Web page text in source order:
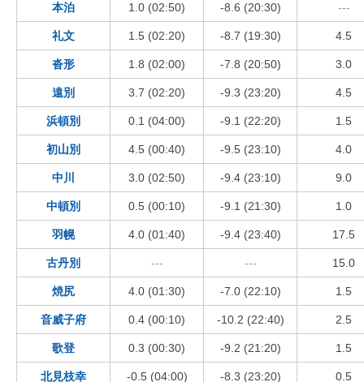
本泊 1.0 (02:50) -8.6 (20:30) ---
礼文 1.5 (02:20) -8.7 (19:30) 4.5
沓形 1.8 (02:00) -7.8 (20:50) 3.0
遠別 3.7 (02:20) -9.3 (23:20) 4.5
浜頓別 0.1 (04:00) -9.1 (22:20) 1.5
初山別 4.5 (00:40) -9.5 (23:10) 4.0
中川 3.0 (02:50) -9.4 (23:10) 9.0
中頓別 0.5 (00:10) -9.1 (21:30) 1.0
羽幌 4.0 (01:40) -9.4 (23:40) 17.5
古丹別 --- --- 15.0
焼尻 4.0 (01:30) -7.0 (22:10) 1.5
音威子府 0.4 (00:10) -10.2 (22:40) 2.5
歌登 0.3 (00:30) -9.2 (21:20) 1.5
北見枝幸 -0.5 (04:00) -8.3 (23:20) 0.5